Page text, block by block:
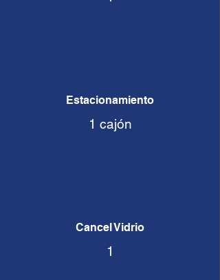
Estacionamiento
1 cajón
Cancel Vidrio
1